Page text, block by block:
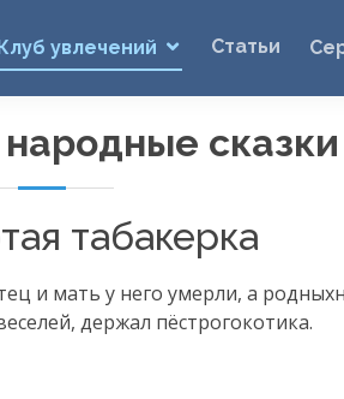
увлечений Статьи
сказки
табакерка
и мать у него умерли, а
держал пёстрогокотика.